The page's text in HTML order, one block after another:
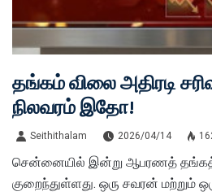
தங்கம் விலை அதிரடி
நிலவரம் இதோ!
Seithithalam 2026/04/14
சென்னையில் இன்று ஆபரணத்
குறைந்துள்ளது. ஒரு சவரன் மற்றும்